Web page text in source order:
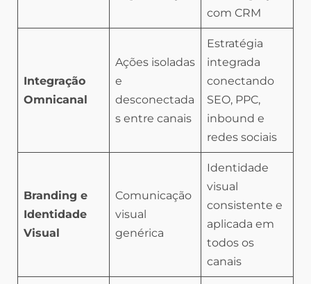
com CRM
Integração
Omnicanal
Ações isoladas
e
desconectada
s entre canais
Estratégia
integrada
conectando
SEO, PPC,
inbound e
redes sociais
Branding e
Identidade
Visual
Comunicação
visual
genérica
Identidade
visual
consistente e
aplicada em
todos os
canais